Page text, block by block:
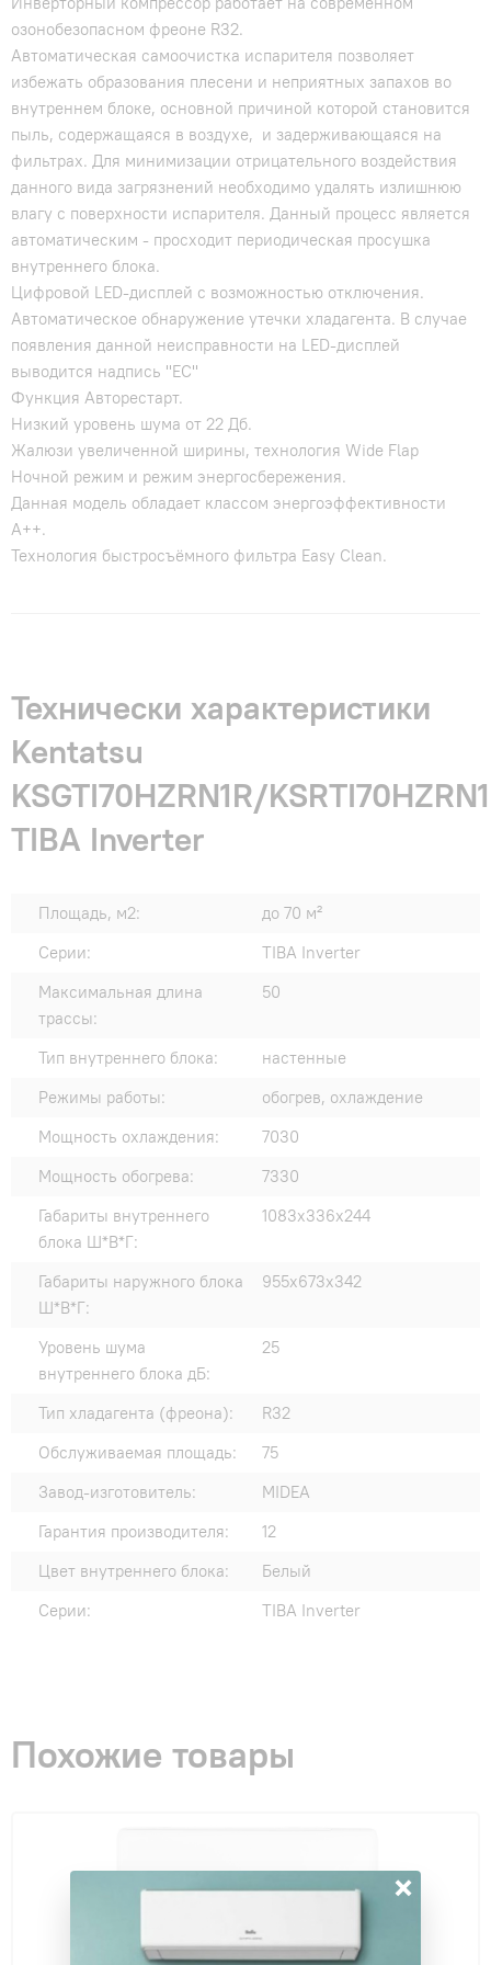
озонобезопасном фреоне R32.
Автоматическая самоочистка испарителя позволяет
избежать образования плесени и неприятных запахов во
внутреннем блоке, основной причиной которой становится
пыль, содержащаяся в воздухе, и задерживающаяся на
фильтрах. Для минимизации отрицательного воздействия
данного вида загрязнений необходимо удалять излишнюю
влагу с поверхности испарителя. Данный процесс является
автоматическим - просходит периодическая просушка
внутреннего блока.
Цифровой LED-дисплей с возможностью отключения.
Автоматическое обнаружение утечки хладагента. В случае
появления данной неисправности на LED-дисплей
выводится надпись "EC"
Функция Авторестарт.
Низкий уровень шума от 22 Дб.
Жалюзи увеличенной ширины, технология Wide Flap
Ночной режим и режим энергосбережения.
Данная модель обладает классом энергоэффективности
А++.
Технология быстросъёмного фильтра Easy Clean.
Технически характеристики
Kentatsu
KSGTI70HZRN1R/
TIBA Inverter
Площадь, м2:
до 70 м²
Серии:
TIBA Inverter
Максимальная длина
трассы:
50
Тип внутреннего блока:
настенные
Режимы работы:
обогрев, охлаждение
Мощность охлаждения:
7030
Мощность обогрева:
7330
Габариты внутреннего
блока Ш*В*Г:
1083x336x244
Габариты наружного блока
Ш*В*Г:
955x673x342
Уровень шума
внутреннего блока дБ:
25
Тип хладагента (фреона):
R32
Обслуживаемая площадь:
75
Завод-изготовитель:
MIDEA
Гарантия производителя:
12
Цвет внутреннего блока:
Белый
Серии:
TIBA Inverter
Похожие товары
×